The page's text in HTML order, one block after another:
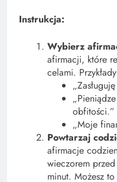
Instrukcja:
Wybierz
afirmacji, które
celami.
obfitości.”
„Moje
Powtarzaj
afirmacje
wieczorem
minut. Możesz